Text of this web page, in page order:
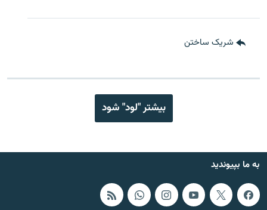
شریک ساختن
بیشتر "لود" شود
به ما بپیوندید